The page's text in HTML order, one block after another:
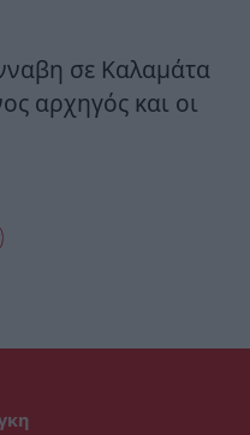
σε Καλαμάτα
αρχηγός και οι